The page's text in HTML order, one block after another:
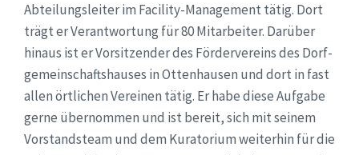
Abteilungsleiter im Facility-Management tätig. Dort
trägt er Verantwortung für 80 Mitarbeiter. Darüber
hinaus ist er Vorsitzender des Fördervereins des Dorf-
gemeinschaftshauses in Ottenhausen und dort in fast
allen örtlichen Vereinen tätig. Er habe diese Aufgabe
gerne übernommen und ist bereit, sich mit seinem
Vorstandsteam und dem Kuratorium weiterhin für die